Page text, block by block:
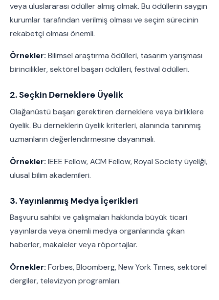
veya uluslararası ödüller almış olmak. Bu ödüllerin saygın
kurumlar tarafından verilmiş olması ve seçim sürecinin
rekabetçi olması önemli.
Örnekler: Bilimsel araştırma ödülleri, tasarım yarışması
birincilikler, sektörel başarı ödülleri, festival ödülleri.
2. Seçkin Derneklere Üyelik
Olağanüstü başarı gerektiren derneklere veya birliklere
üyelik. Bu derneklerin üyelik kriterleri, alanında tanınmış
uzmanların değerlendirmesine dayanmalı.
Örnekler: IEEE Fellow, ACM Fellow, Royal Society üyeliği,
ulusal bilim akademileri.
3. Yayınlanmış Medya İçerikleri
Başvuru sahibi ve çalışmaları hakkında büyük ticari
yayınlarda veya önemli medya organlarında çıkan
haberler, makaleler veya röportajlar.
Örnekler: Forbes, Bloomberg, New York Times, sektörel
dergiler, televizyon programları.